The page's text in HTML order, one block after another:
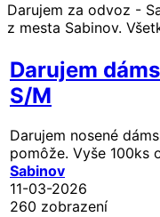
Darujem za odvoz -
z mesta Sabinov.
Darujem
S/M
Darujem nosené
pomôže. Vyše 100ks
Sabinov
11-03-2026
260 zobrazení